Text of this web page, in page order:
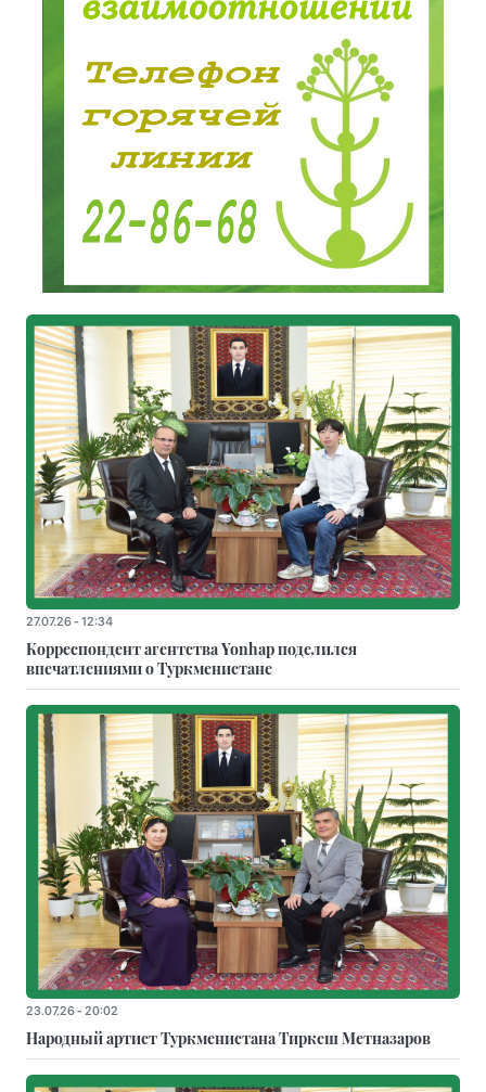
27.07.26 - 12:34
Корреспондент агентства Yonhap поделился
впечатлениями о Туркменистане
23.07.26 - 20:02
Народный артист Туркменистана Тиркеш Мeтназаров